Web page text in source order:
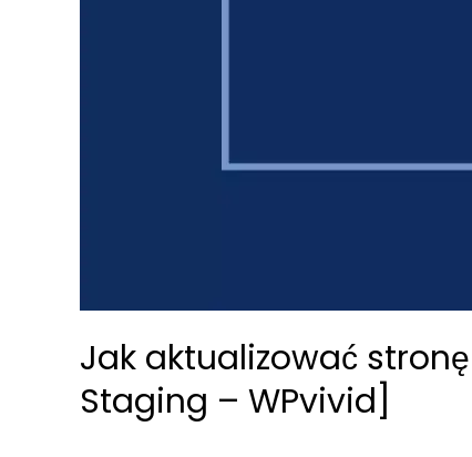
Jak aktualizować
Staging – WPvivid]